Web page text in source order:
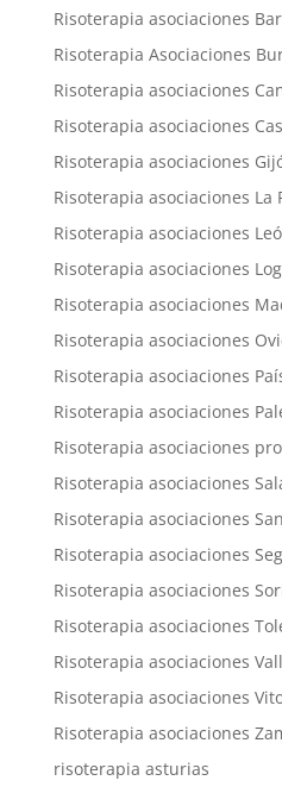
Risoterapia asociaciones
Risoterapia Asociaciones
Risoterapia asociaciones
Risoterapia asociaciones
Risoterapia asociaciones
Risoterapia asociaciones La
Risoterapia asociaciones
Risoterapia asociaciones
Risoterapia asociaciones
Risoterapia asociaciones
Risoterapia asociaciones
Risoterapia asociaciones
Risoterapia asociaciones
Risoterapia asociaciones
Risoterapia asociaciones
Risoterapia asociaciones
Risoterapia asociaciones
Risoterapia asociaciones
Risoterapia asociaciones
Risoterapia asociaciones
Risoterapia asociaciones
risoterapia asturias